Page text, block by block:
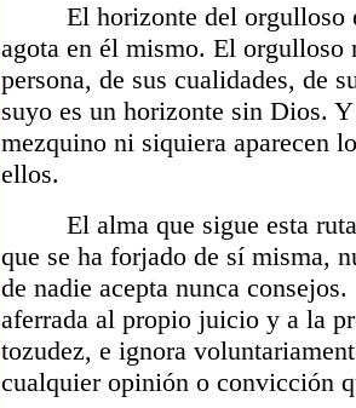
El horizonte del orgulloso
agota en él mismo. El orgulloso
persona, de sus cualidades, de
suyo es un horizonte sin Dios.
mezquino ni siquiera aparecen
ellos.
El alma que sigue esta ruta,
que se ha forjado de sí misma,
de nadie acepta nunca
aferrada al propio juicio y a la
tozudez, e ignora
cualquier opinión o convicción